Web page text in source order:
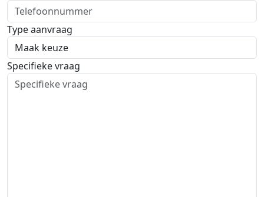
Type aanvraag
Specifieke vraag